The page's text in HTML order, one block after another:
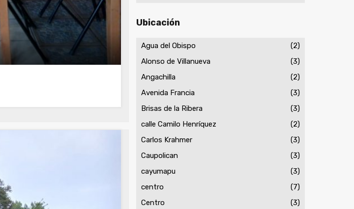
Ubicación
Agua del Obispo
(2)
Alonso de Villanueva
(3)
Angachilla
(2)
Avenida Francia
(3)
Brisas de la Ribera
(3)
calle Camilo Henríquez
(2)
Carlos Krahmer
(3)
Caupolican
(3)
cayumapu
(3)
centro
(7)
Centro
(3)